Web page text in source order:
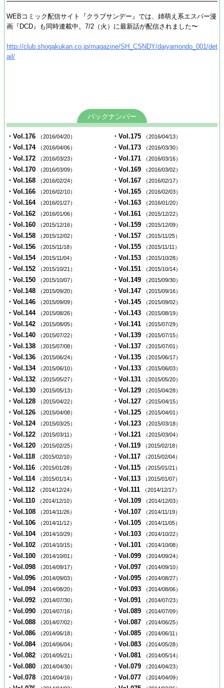
WEBコミック配信サイト『クラブサンデー』では、姉萌え系エスパー漫
画『DCD』も同時連載中。7/2（火）に最新話が配信されました〜
http://club.shogakukan.co.jp/magazine/SH_CSNDY/daiyamondo_001/det
ail/
バックナンバー
・Vol.176 （2016/04/20） ・Vol.175 （2016/04/13）
・Vol.174 （2016/04/06） ・Vol.173 （2016/03/30）
・Vol.172 （2016/03/23） ・Vol.171 （2016/03/16）
・Vol.170 （2016/03/09） ・Vol.169 （2016/03/02）
・Vol.168 （2016/02/24） ・Vol.167 （2016/02/17）
・Vol.166 （2016/02/10） ・Vol.165 （2016/02/03）
・Vol.164 （2016/01/27） ・Vol.163 （2016/01/20）
・Vol.162 （2016/01/06） ・Vol.161 （2015/12/22）
・Vol.160 （2015/12/16） ・Vol.159 （2015/12/09）
・Vol.158 （2015/12/02） ・Vol.157 （2015/11/25）
・Vol.156 （2015/11/18） ・Vol.155 （2015/11/11）
・Vol.154 （2015/11/04） ・Vol.153 （2015/10/28）
・Vol.152 （2015/10/21） ・Vol.151 （2015/10/14）
・Vol.150 （2015/10/07） ・Vol.149 （2015/09/30）
・Vol.148 （2015/09/20） ・Vol.147 （2015/09/16）
・Vol.146 （2015/09/09） ・Vol.145 （2015/09/02）
・Vol.144 （2015/08/26） ・Vol.143 （2015/08/19）
・Vol.142 （2015/08/05） ・Vol.141 （2015/07/29）
・Vol.140 （2015/07/22） ・Vol.139 （2015/07/15）
・Vol.138 （2015/07/08） ・Vol.137 （2015/07/01）
・Vol.136 （2015/06/24） ・Vol.135 （2015/06/17）
・Vol.134 （2015/06/10） ・Vol.133 （2015/06/03）
・Vol.132 （2015/05/27） ・Vol.131 （2015/05/20）
・Vol.130 （2015/05/13） ・Vol.129 （2015/04/28）
・Vol.128 （2015/04/22） ・Vol.127 （2015/04/15）
・Vol.126 （2015/04/08） ・Vol.125 （2015/04/01）
・Vol.124 （2015/03/25） ・Vol.123 （2015/03/18）
・Vol.122 （2015/03/11） ・Vol.121 （2015/03/04）
・Vol.120 （2015/02/25） ・Vol.119 （2015/02/18）
・Vol.118 （2015/02/10） ・Vol.117 （2015/02/04）
・Vol.116 （2015/01/28） ・Vol.115 （2015/01/21）
・Vol.114 （2015/01/14） ・Vol.113 （2015/01/07）
・Vol.112 （2014/12/24） ・Vol.111 （2014/12/17）
・Vol.110 （2014/12/10） ・Vol.109 （2014/12/03）
・Vol.108 （2014/11/26） ・Vol.107 （2014/11/19）
・Vol.106 （2014/11/12） ・Vol.105 （2014/11/05）
・Vol.104 （2014/10/29） ・Vol.103 （2014/10/22）
・Vol.102 （2014/10/15） ・Vol.101 （2014/10/08）
・Vol.100 （2014/10/01） ・Vol.099 （2014/09/24）
・Vol.098 （2014/09/17） ・Vol.097 （2014/09/10）
・Vol.096 （2014/09/03） ・Vol.095 （2014/08/27）
・Vol.094 （2014/08/20） ・Vol.093 （2014/08/06）
・Vol.092 （2014/07/30） ・Vol.091 （2014/07/23）
・Vol.090 （2014/07/16） ・Vol.089 （2014/07/09）
・Vol.088 （2014/07/02） ・Vol.087 （2014/06/25）
・Vol.086 （2014/06/18） ・Vol.085 （2014/06/11）
・Vol.084 （2014/06/04） ・Vol.083 （2014/05/28）
・Vol.082 （2014/05/21） ・Vol.081 （2014/05/14）
・Vol.080 （2014/04/30） ・Vol.079 （2014/04/23）
・Vol.078 （2014/04/16） ・Vol.077 （2014/04/09）